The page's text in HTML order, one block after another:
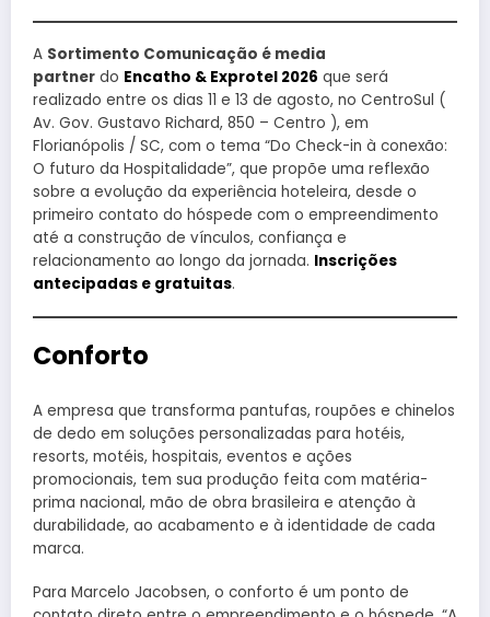
A Sortimento Comunicação é media
partner do Encatho & Exprotel 2026 que será
realizado entre os dias 11 e 13 de agosto, no CentroSul (
Av. Gov. Gustavo Richard, 850 – Centro ), em
Florianópolis / SC, com o tema “Do Check-in à conexão:
O futuro da Hospitalidade”, que propõe uma reflexão
sobre a evolução da experiência hoteleira, desde o
primeiro contato do hóspede com o empreendimento
até a construção de vínculos, confiança e
relacionamento ao longo da jornada. Inscrições
antecipadas e gratuitas.
Conforto
A empresa que transforma pantufas, roupões e chinelos
de dedo em soluções personalizadas para hotéis,
resorts, motéis, hospitais, eventos e ações
promocionais, tem sua produção feita com matéria-
prima nacional, mão de obra brasileira e atenção à
durabilidade, ao acabamento e à identidade de cada
marca.
Para Marcelo Jacobsen, o conforto é um ponto de